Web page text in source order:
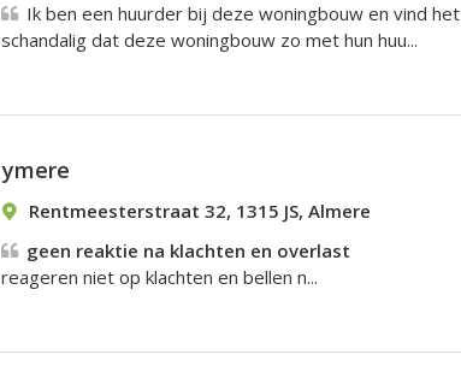
Ik ben een huurder bij deze woningbouw en vind het
schandalig dat deze woningbouw zo met hun huu...
ymere
Rentmeesterstraat 32, 1315 JS, Almere
geen reaktie na klachten en overlast
reageren niet op klachten en bellen n...